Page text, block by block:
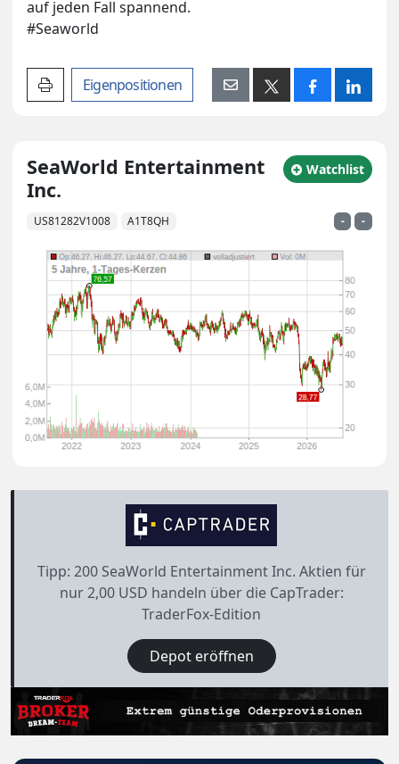
auf jeden Fall spannend.
#Seaworld
Artikel drucken
Eigenpositionen
zu Watchlist
Watchlist
SeaWorld Entertainment
Inc.
US81282V1008 A1T8QH - -
Tipp: 200 SeaWorld Entertainment Inc. Aktien für
nur 2,00 USD handeln über die CapTrader:
TraderFox-Edition
Depot eröffnen